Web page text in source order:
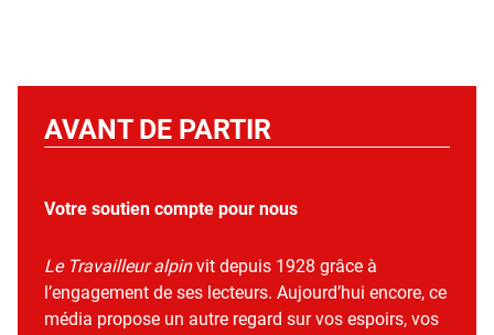
AVANT DE PARTIR
Votre soutien compte pour nous
Le Travailleur alpinvit depuis 1928 grâce à
l’engagement de ses lecteurs. Aujourd’hui encore, ce
média propose un autre regard sur vos espoirs, vos